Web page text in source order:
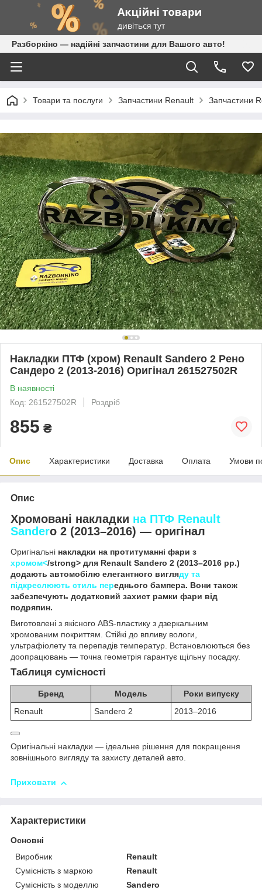
Разборкіно — надійні запчастини для Вашого авто!
Товари та послуги Запчастини Renault Запчастини
Накладки ПТФ (хром) Renault Sandero 2 Рено
Сандеро 2 (2013-2016) Оригінал 261527502R
В наявності
Код: 261527502R
Роздріб
855 ₴
Опис Характеристики Доставка Оплата Умови
Опис
Хромовані накладки на ПТФ Renault
Sandero 2 (2013–2016) — оригінал
Оригінальні накладки на протитуманні фари з
хромом</strong> для Renault Sandero 2 (2013–2016 рр.)
додають автомобілю елегантного вигляду та
підкреслюють стиль переднього бампера. Вони також
забезпечують додатковий захист рамки фари від
подряпин.
Виготовлені з якісного ABS-пластику з дзеркальним
хромованим покриттям. Стійкі до впливу вологи,
ультрафіолету та перепадів температур. Встановлюються без
доопрацювань — точна геометрія гарантує щільну посадку.
Таблиця сумісності
Бренд Модель
Роки випуску
Renault
Sandero 2 2013–2016
Оригінальні накладки — ідеальне рішення для покращення
зовнішнього вигляду та захисту деталей авто.
Приховати
Характеристики
Основні
Виробник
Renault
Сумісність з маркою
Renault
Сумісність з моделлю
Sandero